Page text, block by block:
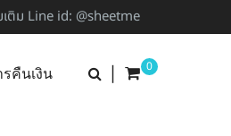
ติม Line id: @sheetme
0
|
คืนเงิน